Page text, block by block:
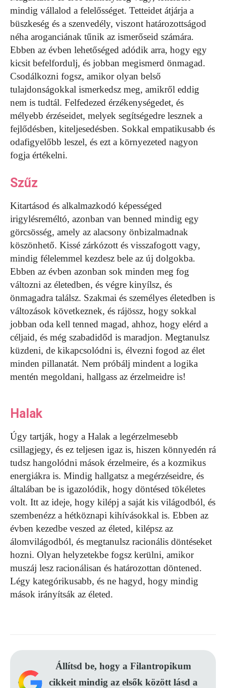
mindig vállalod a felelősséget. Tetteidet átjárja a
büszkeség és a szenvedély, viszont határozottságod
néha aroganciának tűnik az ismerőseid számára.
Ebben az évben lehetőséged adódik arra, hogy egy
kicsit befelfordulj, és jobban megismerd önmagad.
Csodálkozni fogsz, amikor olyan belső
tulajdonságokkal ismerkedsz meg, amikről eddig
nem is tudtál. Felfedezed érzékenységedet, és
mélyebb érzéseidet, melyek segítségedre lesznek a
fejlődésben, kiteljesedésben. Sokkal empatikusabb és
odafigyelőbb leszel, és ezt a környezeted nagyon
fogja értékelni.
Szűz
Kitartásod és alkalmazkodó képességed
irigylésreméltó, azonban van benned mindig egy
görcsösség, amely az alacsony önbizalmadnak
köszönhető. Kissé zárkózott és visszafogott vagy,
mindig félelemmel kezdesz bele az új dolgokba.
Ebben az évben azonban sok minden meg fog
változni az életedben, és végre kinyílsz, és
önmagadra találsz. Szakmai és személyes életedben is
változások következnek, és rájössz, hogy sokkal
jobban oda kell tenned magad, ahhoz, hogy elérd a
céljaid, és még szabadidőd is maradjon. Megtanulsz
küzdeni, de kikapcsolódni is, élvezni fogod az élet
minden pillanatát. Nem próbálj mindent a logika
mentén megoldani, hallgass az érzelmeidre is!
Halak
Úgy tartják, hogy a Halak a legérzelmesebb
csillagjegy, és ez teljesen igaz is, hiszen könnyedén rá
tudsz hangolódni mások érzelmeire, és a kozmikus
energiákra is. Mindig hallgatsz a megérzéseidre, és
általában be is igazolódik, hogy döntésed tökéletes
volt. Itt az ideje, hogy kilépj a saját kis világodból, és
szembenézz a hétköznapi kihívásokkal is. Ebben az
évben kezedbe veszed az életed, kilépsz az
álomvilágodból, és megtanulsz racionális döntéseket
hozni. Olyan helyzetekbe fogsz kerülni, amikor
muszáj lesz racionálisan és határozottan döntened.
Légy kategórikusabb, és ne hagyd, hogy mindig
mások irányítsák az életed.
Állítsd be, hogy a Filantropikum
cikkeit mindig az elsők között lásd a